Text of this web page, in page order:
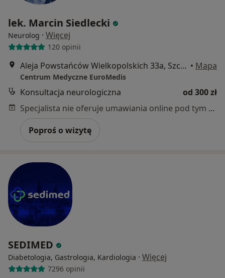
lek. Marcin Siedlecki
Neurolog · Więcej
120 opinii
Aleja Powstańców Wielkopolskich 33a, Szczecin • Mapa
Centrum Medyczne EuroMedis
Konsultacja neurologiczna
od 300 zł
Specjalista nie oferuje umawiania online pod tym adresem.
Poproś o wizytę
SEDIMED
Diabetologia, Gastrologia, Kardiologia · Więcej
7296 opinii